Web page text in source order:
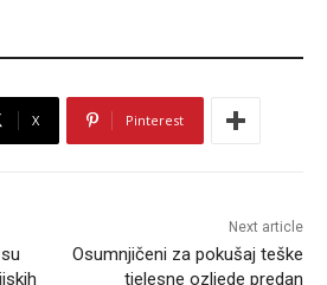
X Pinterest
Next article
Osumnjičeni za pokušaj teške
tjelesne ozljede predan